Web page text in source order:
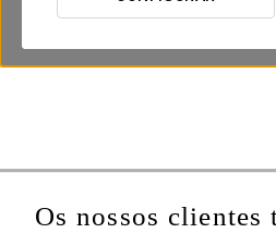
Os nossos clientes